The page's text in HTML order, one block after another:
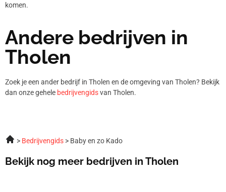
komen.
Andere bedrijven in
Tholen
Zoek je een ander bedrijf in Tholen en de omgeving van Tholen? Bekijk
dan onze gehele bedrijvengidsvan Tholen.
Bedrijvengids Baby en zo Kado
Bekijk nog meer bedrijven in Tholen